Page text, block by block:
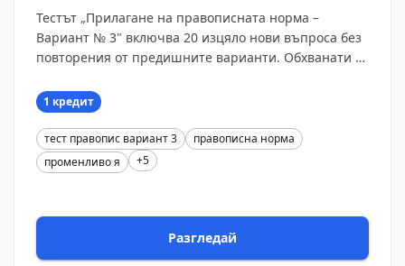
Тестът „Прилагане на правописната норма –
Вариант № 3" включва 20 изцяло нови въпроса без
повторения от предишните варианти. Обхванати са
произход,...
1 кредит
тест правопис вариант 3
правописна норма
променливо я
+5
Разгледай